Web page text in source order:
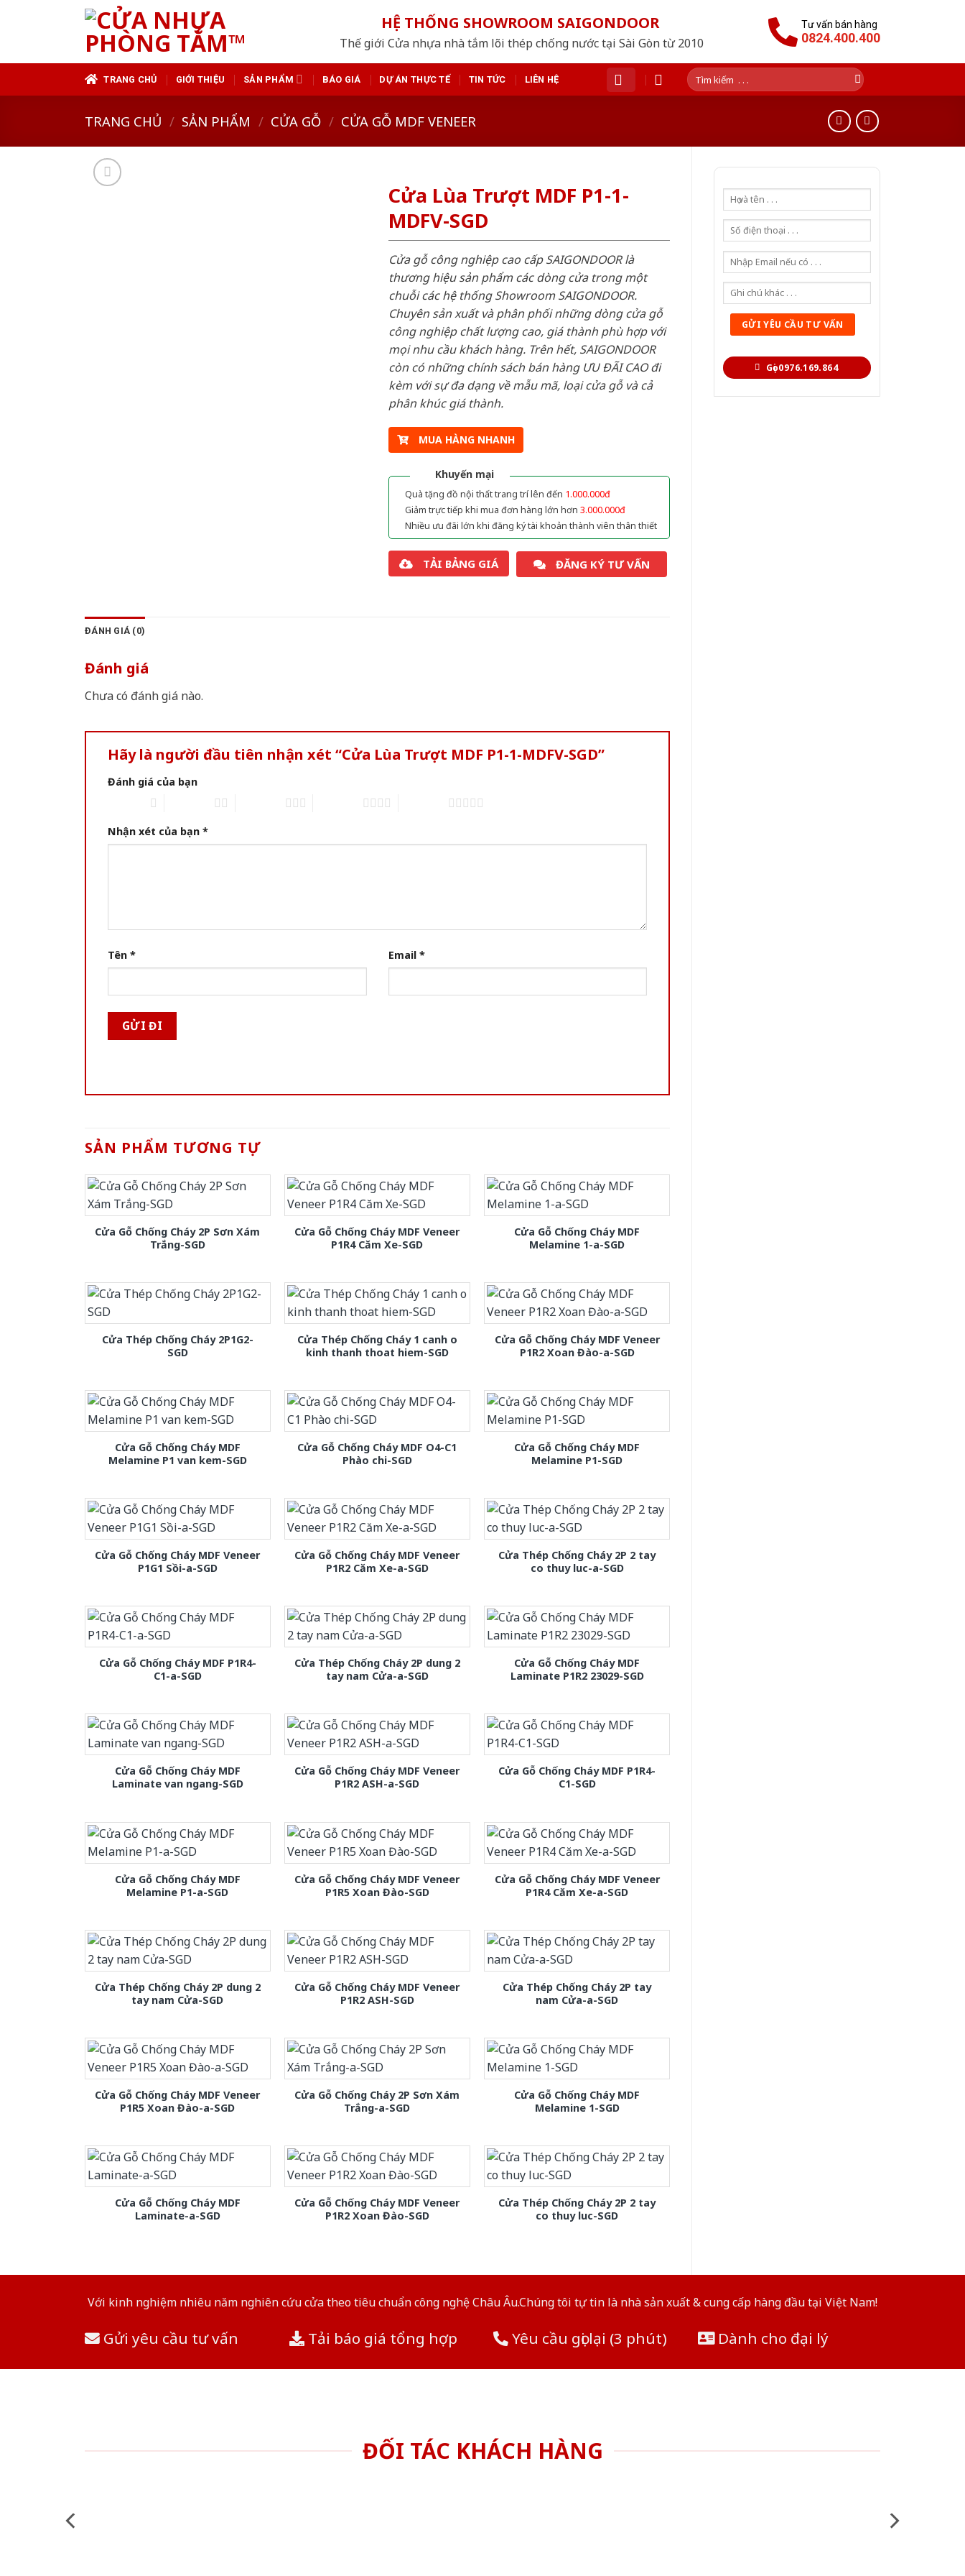
HỆ THỐNG SHOWROOM SAIGONDOOR
Thế giới Cửa nhựa nhà tắm lõi thép chống nước tại Sài Gòn từ 2010
Tư vấn bán hàng
0824.400.400
TRANG CHỦ GIỚI THIỆU SẢN PHẨM BÁO GIÁ DỰ ÁN THỰC TẾ TIN TỨC LIÊN HỆ
Tìm
kiếm:
TRANG CHỦ / SẢN PHẨM / CỬA GỖ / CỬA GỖ MDF VENEER
Gọi 0976.169.864
Cửa Lùa Trượt MDF P1-1-
MDFV-SGD
Cửa gỗ công nghiệp cao cấp SAIGONDOOR là
thương hiệu sản phẩm các dòng cửa trong một
chuỗi các hệ thống Showroom SAIGONDOOR.
Chuyên sản xuất và phân phối những dòng cửa gỗ
công nghiệp chất lượng cao, giá thành phù hợp với
mọi nhu cầu khách hàng. Trên hết, SAIGONDOOR
còn có những chính sách bán hàng ƯU ĐÃI CAO đi
kèm với sự đa dạng về mẫu mã, loại cửa gỗ và cả
phân khúc giá thành.
MUA HÀNG NHANH
Khuyến mại
Quà tặng đồ nội thất trang trí lên đến 1.000.000đ
Giảm trực tiếp khi mua đơn hàng lớn hơn 3.000.000đ
Nhiều ưu đãi lớn khi đăng ký tài khoản thành viên thân thiết
TẢI BẢNG GIÁ ĐĂNG KÝ TƯ VẤN
ĐÁNH GIÁ (0)
Đánh giá
Chưa có đánh giá nào.
Hãy là người đầu tiên nhận xét “Cửa Lùa Trượt MDF P1-1-MDFV-SGD”
Đánh giá của bạn
Nhận xét của bạn *
Tên * Email *
SẢN PHẨM TƯƠNG TỰ
Cửa Gỗ Chống Cháy 2P Sơn Xám
Trắng-SGD
Cửa Gỗ Chống Cháy MDF Veneer
P1R4 Căm Xe-SGD
Cửa Gỗ Chống Cháy MDF
Melamine 1-a-SGD
Cửa Thép Chống Cháy 2P1G2-
SGD
Cửa Thép Chống Cháy 1 canh o
kinh thanh thoat hiem-SGD
Cửa Gỗ Chống Cháy MDF Veneer
P1R2 Xoan Đào-a-SGD
Cửa Gỗ Chống Cháy MDF
Melamine P1 van kem-SGD
Cửa Gỗ Chống Cháy MDF O4-C1
Phào chi-SGD
Cửa Gỗ Chống Cháy MDF
Melamine P1-SGD
Cửa Gỗ Chống Cháy MDF Veneer
P1G1 Sồi-a-SGD
Cửa Gỗ Chống Cháy MDF Veneer
P1R2 Căm Xe-a-SGD
Cửa Thép Chống Cháy 2P 2 tay
co thuy luc-a-SGD
Cửa Gỗ Chống Cháy MDF P1R4-
C1-a-SGD
Cửa Thép Chống Cháy 2P dung 2
tay nam Cửa-a-SGD
Cửa Gỗ Chống Cháy MDF
Laminate P1R2 23029-SGD
Cửa Gỗ Chống Cháy MDF
Laminate van ngang-SGD
Cửa Gỗ Chống Cháy MDF Veneer
P1R2 ASH-a-SGD
Cửa Gỗ Chống Cháy MDF P1R4-
C1-SGD
Cửa Gỗ Chống Cháy MDF
Melamine P1-a-SGD
Cửa Gỗ Chống Cháy MDF Veneer
P1R5 Xoan Đào-SGD
Cửa Gỗ Chống Cháy MDF Veneer
P1R4 Căm Xe-a-SGD
Cửa Thép Chống Cháy 2P dung 2
tay nam Cửa-SGD
Cửa Gỗ Chống Cháy MDF Veneer
P1R2 ASH-SGD
Cửa Thép Chống Cháy 2P tay
nam Cửa-a-SGD
Cửa Gỗ Chống Cháy MDF Veneer
P1R5 Xoan Đào-a-SGD
Cửa Gỗ Chống Cháy 2P Sơn Xám
Trắng-a-SGD
Cửa Gỗ Chống Cháy MDF
Melamine 1-SGD
Cửa Gỗ Chống Cháy MDF
Laminate-a-SGD
Cửa Gỗ Chống Cháy MDF Veneer
P1R2 Xoan Đào-SGD
Cửa Thép Chống Cháy 2P 2 tay
co thuy luc-SGD
Với kinh nghiệm nhiêu năm nghiên cứu cửa theo tiêu chuẩn công nghệ Châu Âu.Chúng tôi tự tin là nhà sản xuất & cung cấp hàng đầu tại Việt Nam!
Gửi yêu cầu tư vấn Tải báo giá tổng hợp Yêu cầu gọi lại (3 phút) Dành cho đại lý
ĐỐI TÁC KHÁCH HÀNG